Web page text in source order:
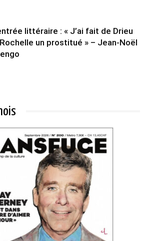
littéraire : « J’ai fait de Drieu
un prostitué » – Jean-Noël